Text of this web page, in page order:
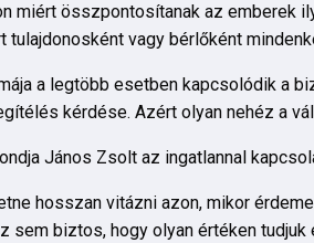
miért összpontosítanak az emberek
tulajdonosként vagy bérlőként
a legtöbb esetben kapcsolódik a
kérdése. Azért olyan nehéz a
János Zsolt az ingatlannal
hosszan vitázni azon, mikor
sem biztos, hogy olyan értéken